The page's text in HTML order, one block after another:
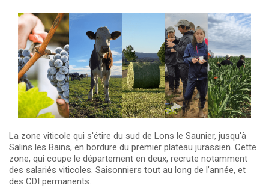
La zone viticole qui s'étire du sud de Lons le Saunier, jusqu'à
Salins les Bains, en bordure du premier plateau jurassien. Cette
zone, qui coupe le département en deux, recrute notamment
des salariés viticoles. Saisonniers tout au long de l’année, et
des CDI permanents.